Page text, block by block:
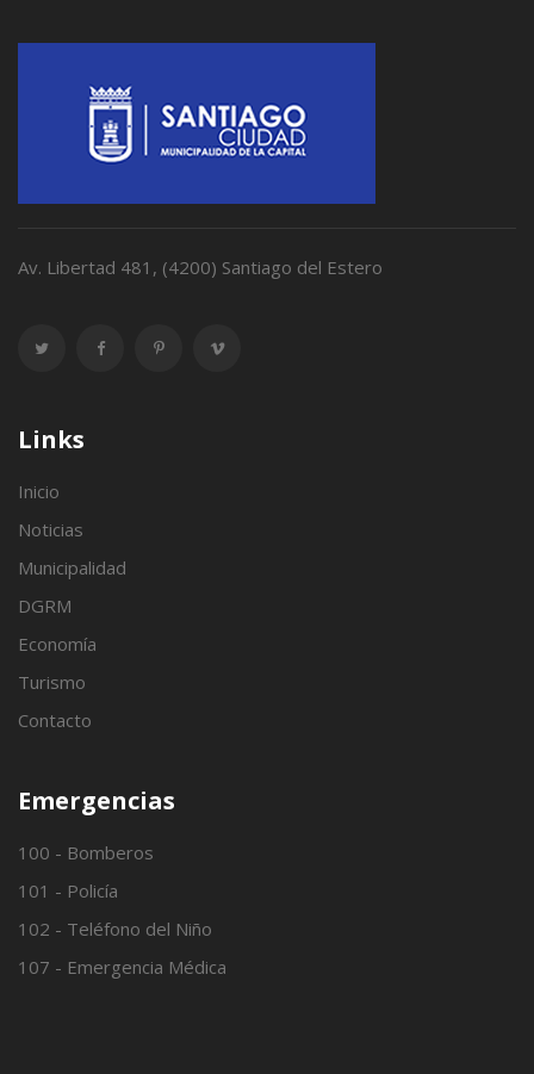
Av. Libertad 481, (4200) Santiago del Estero
Links
Inicio
Noticias
Municipalidad
DGRM
Economía
Turismo
Contacto
Emergencias
100 - Bomberos
101 - Policía
102 - Teléfono del Niño
107 - Emergencia Médica